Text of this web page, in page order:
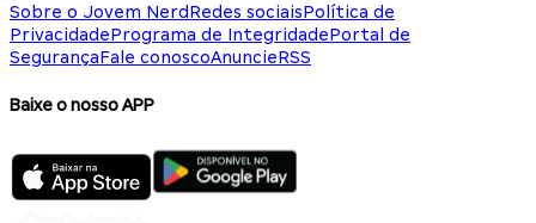
Sobre o Jovem NerdRedes sociaisPolítica de
PrivacidadePrograma de IntegridadePortal de
SegurançaFale conoscoAnuncieRSS
Baixe o nosso APP